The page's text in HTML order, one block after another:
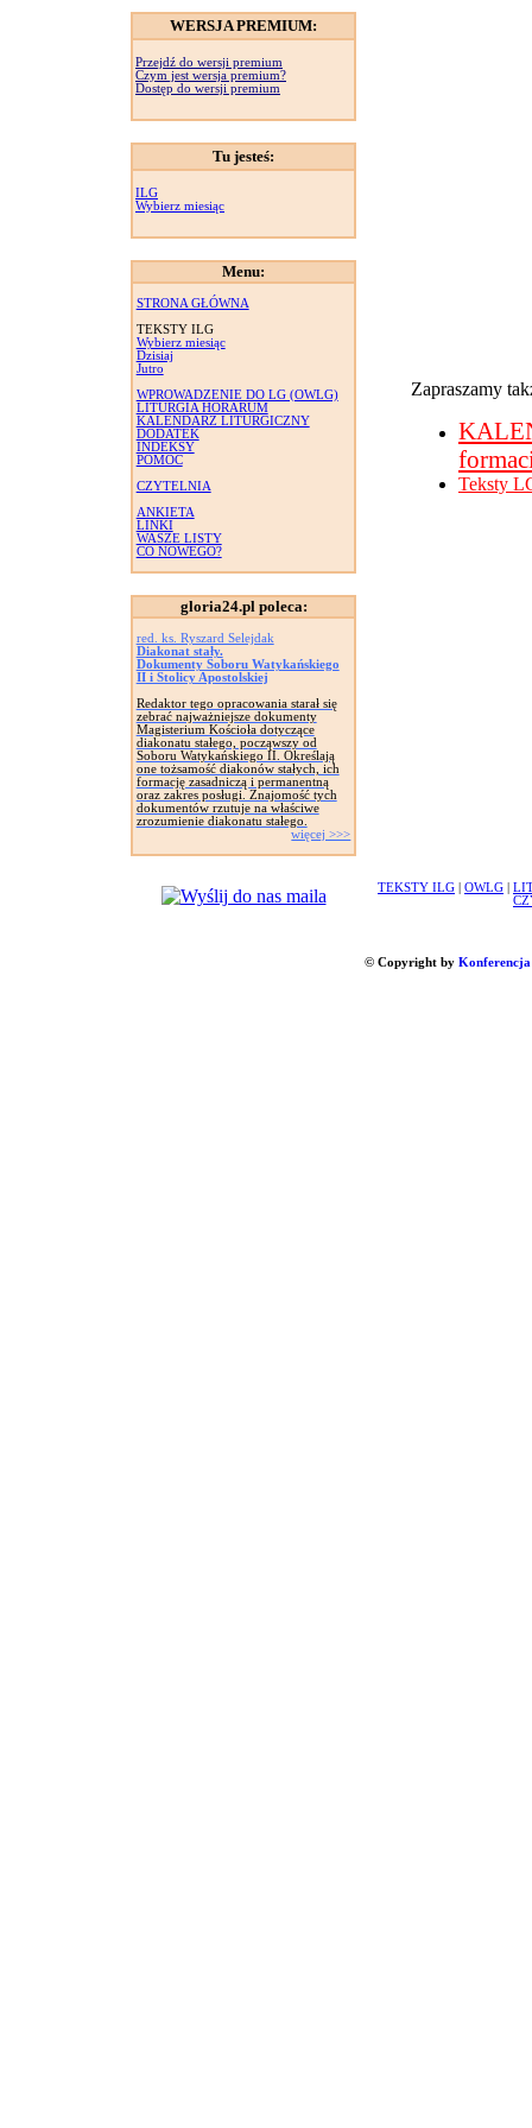
WERSJA PREMIUM:
Przejdź do wersji premium
Czym jest wersja premium?
Dostęp do wersji premium
Tu jesteś:
ILG
Wybierz miesiąc
Menu:
STRONA GŁÓWNA
TEKSTY ILG
Wybierz miesiąc
Dzisiaj
Jutro
WPROWADZENIE DO LG (OWLG)
LITURGIA HORARUM
KALENDARZ LITURGICZNY
DODATEK
INDEKSY
POMOC
CZYTELNIA
ANKIETA
LINKI
WASZE LISTY
CO NOWEGO?
gloria24.pl poleca:
red. ks. Ryszard Selejdak
Diakonat stały.
Dokumenty Soboru Watykańskiego
II i Stolicy Apostolskiej
Redaktor tego opracowania starał się
zebrać najważniejsze dokumenty
Magisterium Kościoła dotyczące
diakonatu stałego, począwszy od
Soboru Watykańskiego II. Określają
one tożsamość diakonów stałych, ich
formację zasadniczą i permanentną
oraz zakres posługi. Znajomość tych
dokumentów rzutuje na właściwe
zrozumienie diakonatu stałego.
więcej >>>
Zapraszamy
Teksty
TEKSTY ILG OWLG
© Copyright by Konferencja